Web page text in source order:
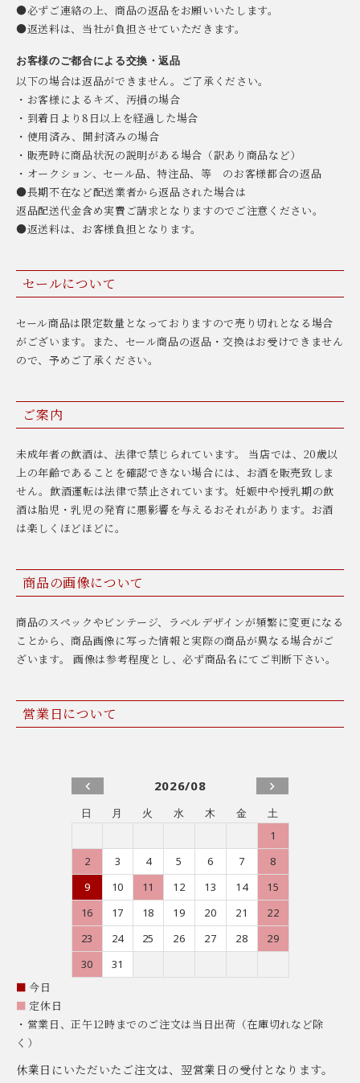
●必ずご連絡の上、商品の返品をお願いいたします。
●返送料は、当社が負担させていただきます。
お客様のご都合による交換・返品
以下の場合は返品ができません。ご了承ください。
・お客様によるキズ、汚損の場合
・到着日より8日以上を経過した場合
・使用済み、開封済みの場合
・販売時に商品状況の説明がある場合（訳あり商品など）
・オークション、セール品、特注品、等 のお客様都合の返品
●長期不在など配送業者から返品された場合は
返品配送代金含め実費ご請求となりますのでご注意ください。
●返送料は、お客様負担となります。
セールについて
セール商品は限定数量となっておりますので売り切れとなる場合
がございます。また、セール商品の返品・交換はお受けできません
ので、予めご了承ください。
ご案内
未成年者の飲酒は、法律で禁じられています。 当店では、20歳以
上の年齢であることを確認できない場合には、お酒を販売致しま
せん。飲酒運転は法律で禁止されています。妊娠中や授乳期の飲
酒は胎児・乳児の発育に悪影響を与えるおそれがあります。お酒
は楽しくほどほどに。
商品の画像について
商品のスペックやビンテージ、ラベルデザインが頻繁に変更になる
ことから、商品画像に写った情報と実際の商品が異なる場合がご
ざいます。 画像は参考程度とし、必ず商品名にてご判断下さい。
営業日について
2026/08
日 月 火 水 木 金
土
1
2
3 4 5 6 7
8
9
10 11 12 13 14
15
16
17 18 19 20 21
22
23
24 25 26 27 28
29
30
31
■ 今日
■ 定休日
・営業日、正午12時までのご注文は当日出荷（在庫切れなど除
く）
休業日にいただいたご注文は、翌営業日の受付となります。